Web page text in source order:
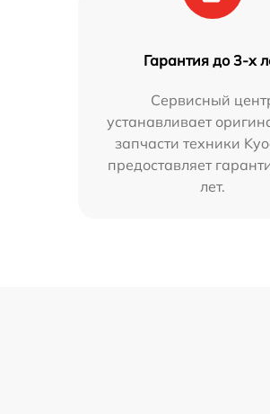
Гарантия до 3-х
Сервисный
устанавливает
запчасти техники
предоставляет
лет.